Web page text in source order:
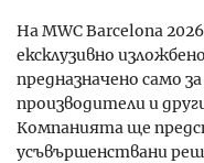
На MWC Barcelona
ексклузивно
предназначено само
производители и
Компанията ще
усъвършенствани